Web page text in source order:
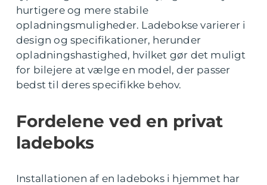
hurtigere og mere stabile
opladningsmuligheder. Ladebokse varierer i
design og specifikationer, herunder
opladningshastighed, hvilket gør det muligt
for bilejere at vælge en model, der passer
bedst til deres specifikke behov.
Fordelene ved en privat
ladeboks
Installationen af en ladeboks i hjemmet har